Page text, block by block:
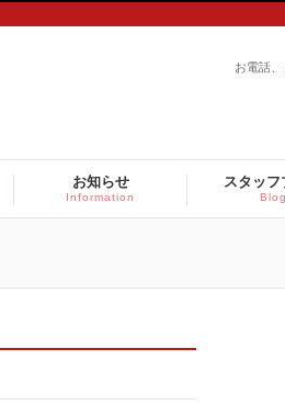
お電話
お知らせ
Information
スタッフ
Blog